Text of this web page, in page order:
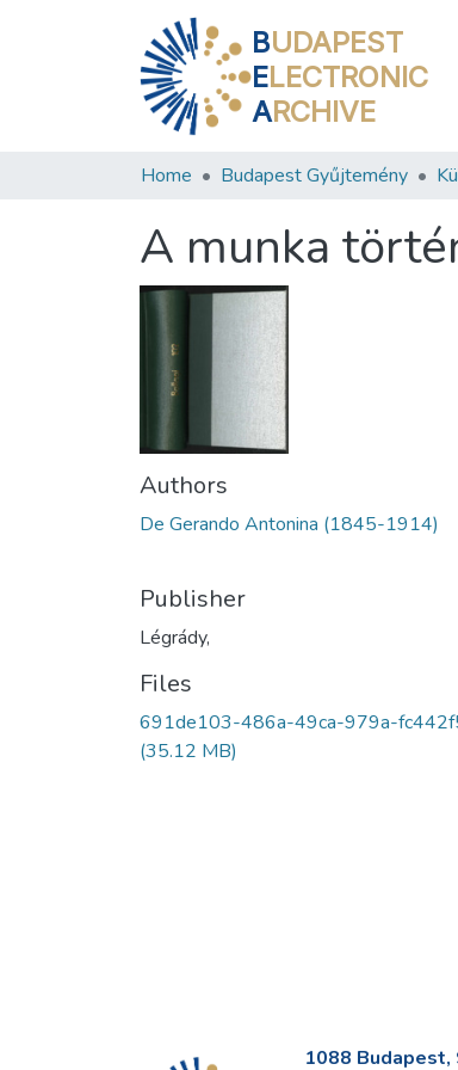
BUDAPEST
ELECTRONIC
ARCHIVE
Home Budapest Gyűjtemény
A munka
Authors
De Gerando Antonina (1845-1914)
Publisher
Légrády,
Files
691de103-486a-49ca-979a-
(35.12 MB)
1088 Budapest,